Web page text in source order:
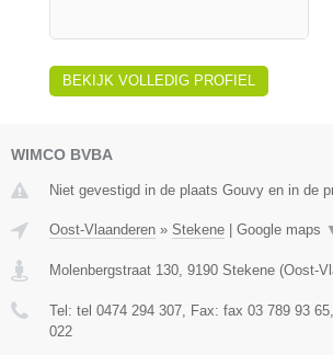
BEKIJK VOLLEDIG PROFIEL
WIMCO BVBA
Niet gevestigd in de plaats Gouvy en in de
Oost-Vlaanderen » Stekene Google maps
Molenbergstraat 130 9190 Stekene (Oost-
Tel: tel 0474 294 307 , Fax: fax 03 789 93 65
022